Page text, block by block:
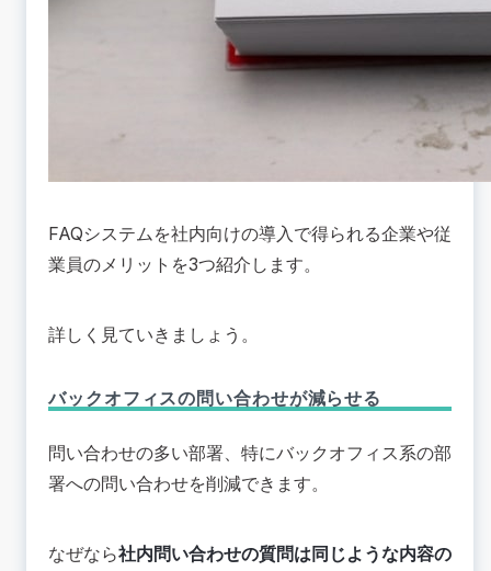
FAQシステムを社内向けの導入で得られる企業や従
業員のメリットを3つ紹介します。
詳しく見ていきましょう。
バックオフィスの問い合わせが減らせる
問い合わせの多い部署、特にバックオフィス系の部
署への問い合わせを削減できます。
なぜなら社内問い合わせの質問は同じような内容の